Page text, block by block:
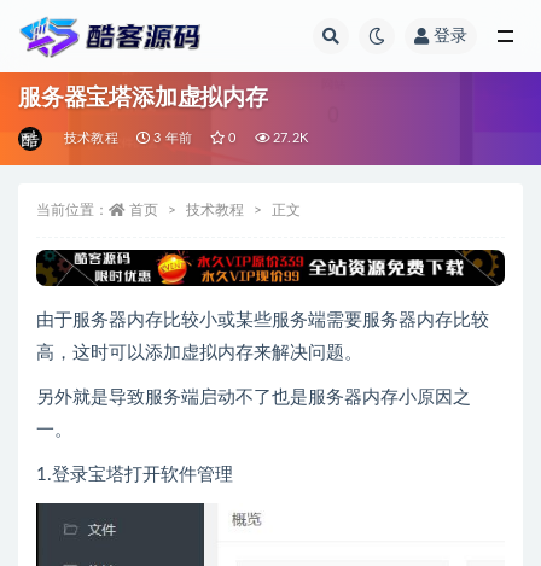
登录
服务器宝塔添加虚拟内存
技术教程 3 年前 0 27.2K
当前位置： 首页 技术教程 正文
由于服务器内存比较小或某些服务端需要服务器内存比较
高，这时可以添加虚拟内存来解决问题。
另外就是导致服务端启动不了也是服务器内存小原因之
一。
1.登录宝塔打开软件管理